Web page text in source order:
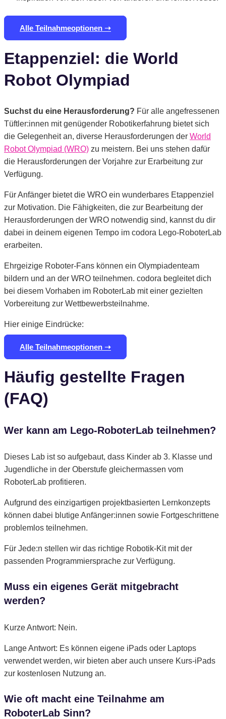
Alle Teilnahmeoptionen ➝
Etappenziel: die World
Robot Olympiad
Suchst du eine Herausforderung? Für alle angefressenen
Tüftler:innen mit genügender Robotikerfahrung bietet sich
die Gelegenheit an, diverse Herausforderungen der World
Robot Olympiad (WRO) zu meistern. Bei uns stehen dafür
die Herausforderungen der Vorjahre zur Erarbeitung zur
Verfügung.
Für Anfänger bietet die WRO ein wunderbares Etappenziel
zur Motivation. Die Fähigkeiten, die zur Bearbeitung der
Herausforderungen der WRO notwendig sind, kannst du dir
dabei in deinem eigenen Tempo im codora Lego-RoboterLab
erarbeiten.
Ehrgeizige Roboter-Fans können ein Olympiadenteam
bildern und an der WRO teilnehmen. codora begleitet dich
bei diesem Vorhaben im RoboterLab mit einer gezielten
Vorbereitung zur Wettbewerbsteilnahme.
Hier einige Eindrücke:
Alle Teilnahmeoptionen ➝
Häufig gestellte Fragen
(FAQ)
Wer kann am Lego-RoboterLab teilnehmen?
Dieses Lab ist so aufgebaut, dass Kinder ab 3. Klasse und
Jugendliche in der Oberstufe gleichermassen vom
RoboterLab profitieren.
Aufgrund des einzigartigen projektbasierten Lernkonzepts
können dabei blutige Anfänger:innen sowie Fortgeschrittene
problemlos teilnehmen.
Für Jede:n stellen wir das richtige Robotik-Kit mit der
passenden Programmiersprache zur Verfügung.
Muss ein eigenes Gerät mitgebracht
werden?
Kurze Antwort: Nein.
Lange Antwort: Es können eigene iPads oder Laptops
verwendet werden, wir bieten aber auch unsere Kurs-iPads
zur kostenlosen Nutzung an.
Wie oft macht eine Teilnahme am
RoboterLab Sinn?